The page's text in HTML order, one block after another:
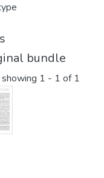
bundle
1 - 1 of 1